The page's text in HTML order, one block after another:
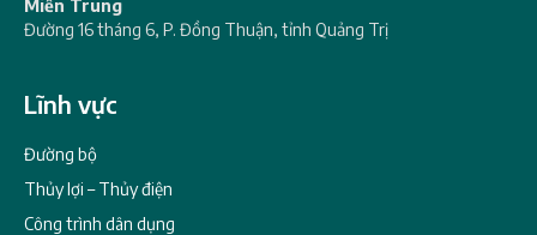
Miền Trung
Đường 16 tháng 6, P. Đồng Thuận, tỉnh Quảng Trị
Lĩnh vực
Đường bộ
Thủy lợi – Thủy điện
Công trình dân dụng